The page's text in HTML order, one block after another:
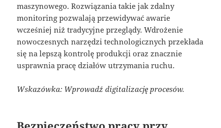
maszynowego. Rozwiązania takie jak zdalny
monitoring pozwalają przewidywać awarie
wcześniej niż tradycyjne przeglądy. Wdrożenie
nowoczesnych narzędzi technologicznych przekłada
się na lepszą kontrolę produkcji oraz znacznie
usprawnia pracę działów utrzymania ruchu.
Wskazówka: Wprowadź digitalizację procesów.